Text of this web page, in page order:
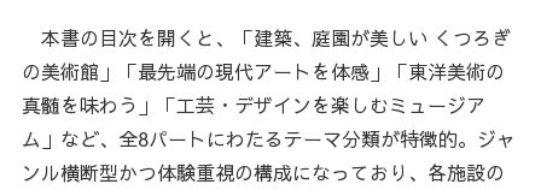
本書の目次を開くと、「建築、庭園が美しい くつろぎ
の美術館」「最先端の現代アートを体感」「東洋美術の
真髄を味わう」「工芸・デザインを楽しむミュージア
ム」など、全8パートにわたるテーマ分類が特徴的。ジャ
ンル横断型かつ体験重視の構成になっており、各施設の